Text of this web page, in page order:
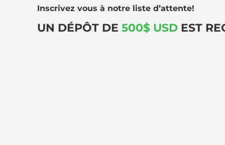
Inscrivez vous à notre liste d’attente!
UN DÉPÔT DE 500$ USDEST